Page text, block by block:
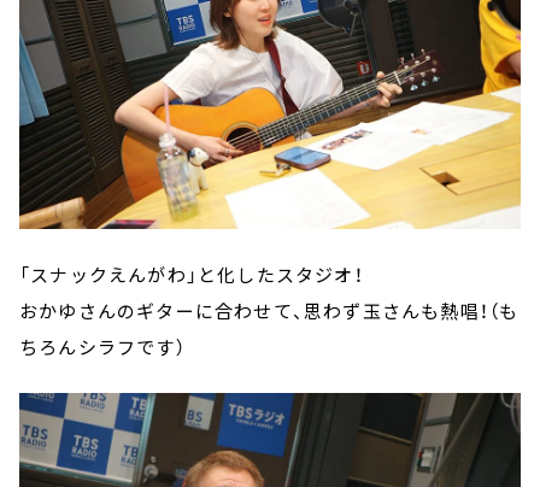
「スナックえんがわ」と化したスタジオ！
おかゆさんのギターに合わせて、思わず玉さんも熱唱！（も
ちろんシラフです）